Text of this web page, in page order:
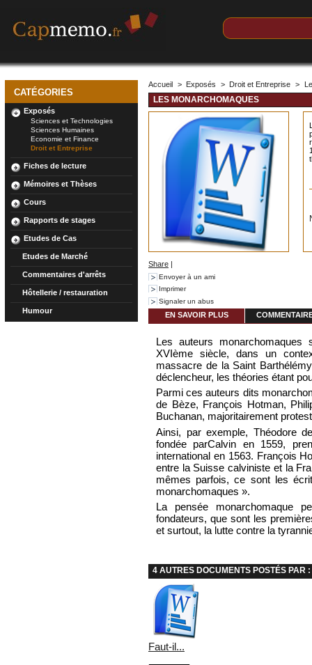
CATÉGORIES
Exposés
Sciences et Technologies
Sciences Humaines
Economie et Finance
Droit et Entreprise
Fiches de lecture
Mémoires et Thèses
Cours
Rapports de stages
Etudes de Cas
Etudes de Marché
Commentaires d'arrêts
Hôtellerie / restauration
Humour
Accueil > Exposés > Droit et Entreprise >
LES MONARCHOMAQUES
Share |
Envoyer à un ami
Imprimer
Signaler un abus
EN SAVOIR PLUS
Les auteurs
XVIème siècle, dans un
massacre de la Saint
déclencheur, les théories étant
Parmi ces auteurs dits
de Bèze, François Hotman,
Buchanan, majoritairement
Ainsi, par exemple, Théodore
fondée parCalvin en 1559,
international en 1563. François
entre la Suisse calviniste et la
mêmes parfois, ce sont les
monarchomaques ».
La pensée monarchomaque
fondateurs, que sont les
et surtout, la lutte contre la
4 AUTRES DOCUMENTS POSTÉS PAR
Faut-il...